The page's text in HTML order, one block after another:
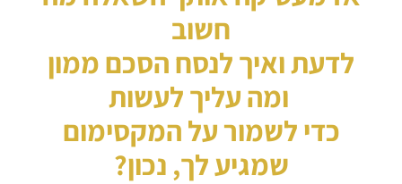
חשוב
לדעת ואיך לנסח הסכם ממון
ומה עליך לעשות
כדי לשמור על המקסימום
שמגיע לך, נכון?